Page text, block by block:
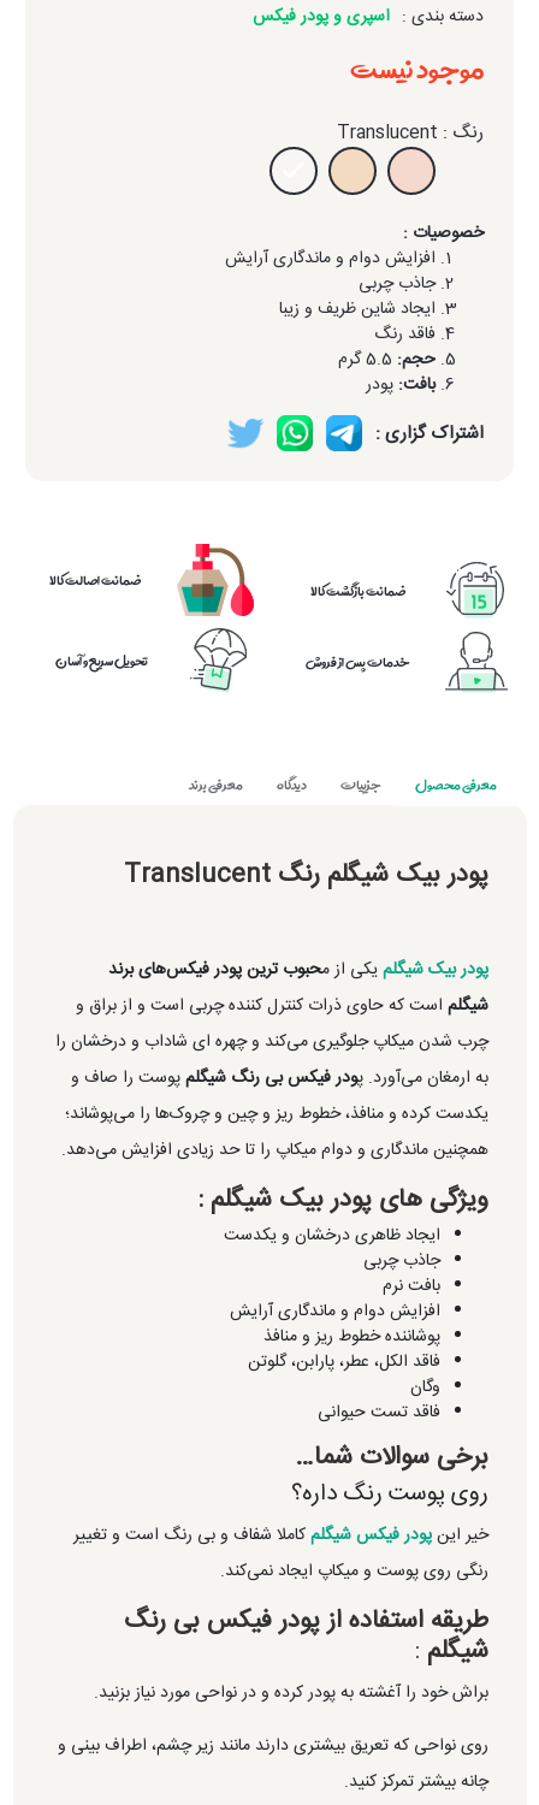
دسته بندی : اسپری و پودر فیکس
موجود نیست
رنگ : Translucent
خصوصیات :
افزایش دوام و ماندگاری آرایش
جاذب چربی
ایجاد شاین ظریف و زیبا
فاقد رنگ
حجم: 5.5 گرم
بافت: پودر
اشتراک گزاری :
ضمانت بازگشت کالا ضمانت اصالت کالا
خدمات پس از فروش تحویل سریع و آسان
معرفی محصول جزییات دیدگاه معرفی برند
پودر بیک شیگلم رنگ Translucent
پودر بیک شیگلمیکی از محبوب ترین پودر فیکس‌های برند
شیگلم است که حاوی ذرات کنترل کننده چربی است و از براق و
چرب شدن میکاپ جلوگیری می‌کند و چهره ای شاداب و درخشان را
به ارمغان می‌آورد. پودر فیکس بی رنگ شیگلمپوست را صاف و
یکدست کرده و منافذ، خطوط ریز و چین و چروک‌ها را می‌پوشاند؛
همچنین ماندگاری و دوام میکاپ را تا حد زیادی افزایش می‌دهد.
ویژگی های پودر بیک شیگلم :
ایجاد ظاهری درخشان و یکدست
جاذب چربی
بافت نرم
افزایش دوام و ماندگاری آرایش
پوشاننده خطوط ریز و منافذ
فاقد الکل، عطر، پارابن، گلوتن
وگان
فاقد تست حیوانی
برخی سوالات شما…
روی پوست رنگ داره؟
خیر اینپودر فیکس شیگلمکاملا شفاف و بی رنگ است و تغییر
رنگی روی پوست و میکاپ ایجاد نمی‌کند.
طریقه استفاده از پودر فیکس بی رنگ
شیگلم :
براش خود را آغشته به پودر کرده و در نواحی مورد نیاز بزنید.
روی نواحی که تعریق بیشتری دارند مانند زیر چشم، اطراف بينى و
چانه بیشتر تمرکز کنید.